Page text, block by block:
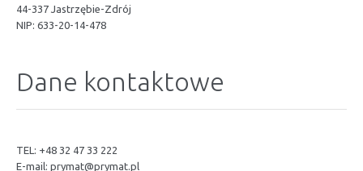
44-337 Jastrzębie-Zdrój
NIP: 633-20-14-478
Dane kontaktowe
TEL: +48 32 47 33 222
E-mail: prymat@prymat.pl